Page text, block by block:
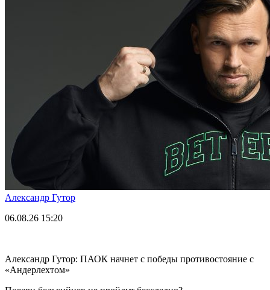
Александр Гутор
06.08.26 15:20
Александр Гутор: ПАОК начнет с победы противостояние с
«Андерлехтом»